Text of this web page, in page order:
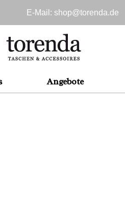
E-Mail: shop@torenda.de
Angebote